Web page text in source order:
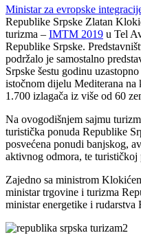
Ministar za evropske
Republike Srpske Zlatan
turizma – IMTM 2019 u Tel
Republike Srpske.
podržalo je samostalno
Srpske šestu godinu
istočnom dijelu Mediterana na
1.700 izlagača iz više od 60
Na ovogodišnjem sajmu
turistička ponuda Republike
posvećena ponudi banjskog,
aktivnog odmora, te
Zajedno sa ministrom
ministar trgovine i turizma
ministar energetike i